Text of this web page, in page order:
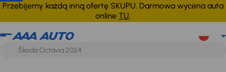
Przebijemy każdą inną ofertę SKUPU. Darmowa wycena auta
online TU.
Mercedes-Benz Rok od2022 Anuluj wszystko